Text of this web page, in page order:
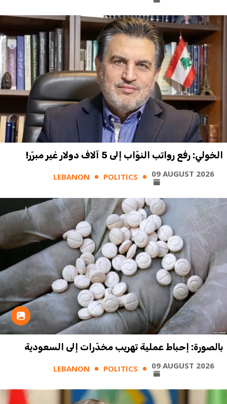
الخولي: رفع رواتب النوّاب إلى 5 آلاف دولار غير مبرّر!
LEBANON POLITICS 09 AUGUST 2026
بالصورة: إحباط عملية تهريب مخدّرات إلى السعودية
LEBANON POLITICS 09 AUGUST 2026